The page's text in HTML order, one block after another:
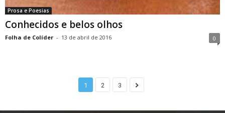
Prosa e Poesias
Conhecidos e belos olhos
Folha de Colíder - 13 de abril de 2016 0
1 2 3